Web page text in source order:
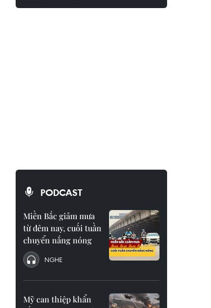
PODCAST
Miền Bắc giảm mưa
từ đêm nay, cuối tuần
chuyển nắng nóng
NGHE
Mỹ can thiệp khẩn